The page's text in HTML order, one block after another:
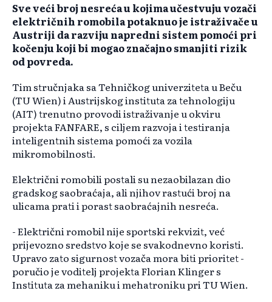
Sve veći broj nesreća u kojima učestvuju vozači
električnih romobila potaknuo je istraživače u
Austriji da razviju napredni sistem pomoći pri
kočenju koji bi mogao značajno smanjiti rizik
od povreda.
Tim stručnjaka sa Tehničkog univerziteta u Beču
(TU Wien) i Austrijskog instituta za tehnologiju
(AIT) trenutno provodi istraživanje u okviru
projekta FANFARE, s ciljem razvoja i testiranja
inteligentnih sistema pomoći za vozila
mikromobilnosti.
Električni romobili postali su nezaobilazan dio
gradskog saobraćaja, ali njihov rastući broj na
ulicama prati i porast saobraćajnih nesreća.
- Električni romobil nije sportski rekvizit, već
prijevozno sredstvo koje se svakodnevno koristi.
Upravo zato sigurnost vozača mora biti prioritet -
poručio je voditelj projekta Florian Klinger s
Instituta za mehaniku i mehatroniku pri TU Wien.